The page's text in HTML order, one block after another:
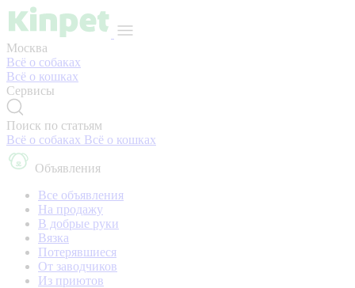
Москва
Всё о собаках
Всё о кошках
Сервисы
Поиск по статьям
Всё о собаках Всё о кошках
Объявления
Все объявления
На продажу
В добрые руки
Вязка
Потерявшиеся
От заводчиков
Из приютов